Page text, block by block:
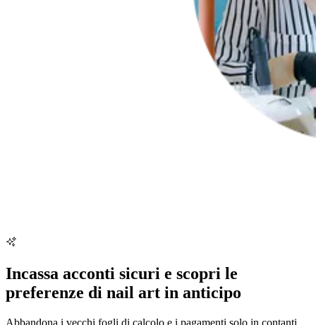
Incassa acconti sicuri e scopri le
preferenze di nail art in anticipo
Abbandona i vecchi fogli di calcolo e i pagamenti solo in contanti.